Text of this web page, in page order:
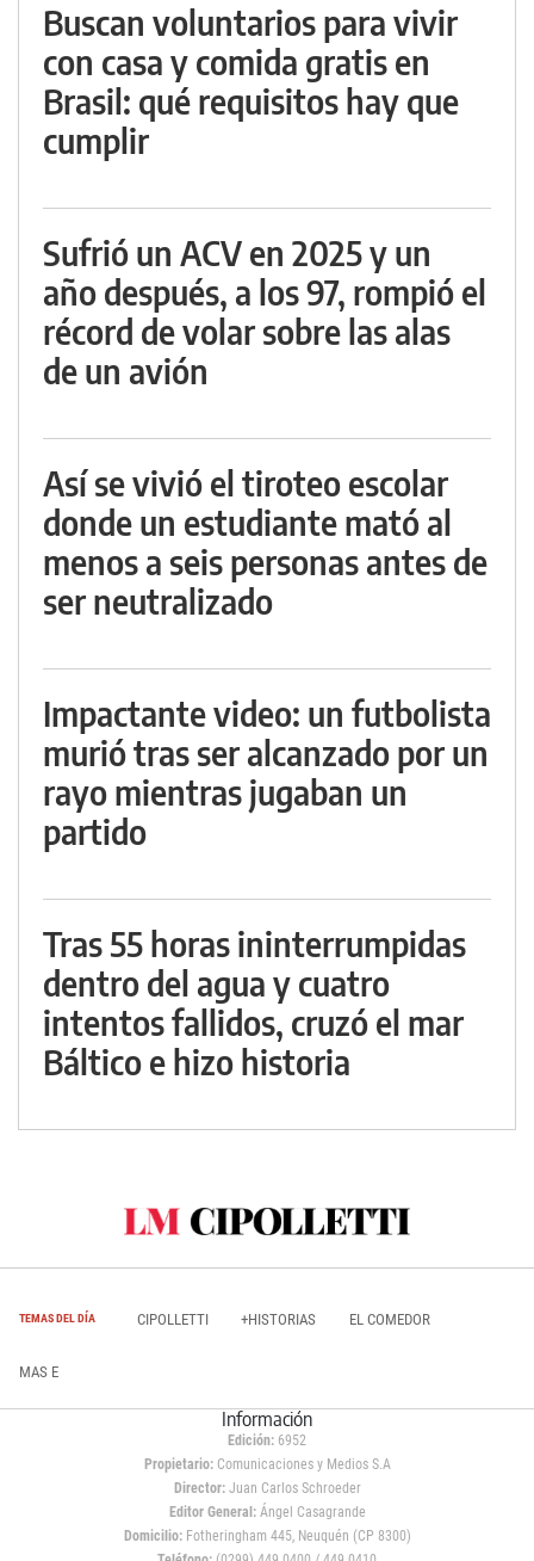
Buscan voluntarios para vivir
con casa y comida gratis en
Brasil: qué requisitos hay que
cumplir
Sufrió un ACV en 2025 y un
año después, a los 97, rompió el
récord de volar sobre las alas
de un avión
Así se vivió el tiroteo escolar
donde un estudiante mató al
menos a seis personas antes de
ser neutralizado
Impactante video: un futbolista
murió tras ser alcanzado por un
rayo mientras jugaban un
partido
Tras 55 horas ininterrumpidas
dentro del agua y cuatro
intentos fallidos, cruzó el mar
Báltico e hizo historia
TEMAS DEL DÍA CIPOLLETTI +HISTORIAS EL COMEDOR
MAS E
Información
Edición: 6952
Propietario:Comunicaciones y Medios S.A
Director: Juan Carlos Schroeder
Editor General:Ángel Casagrande
Domicilio:Fotheringham 445, Neuquén (CP 8300)